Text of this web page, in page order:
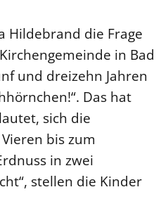
Hildebrand die Frage
in Bad
und dreizehn Jahren
Das hat
sich die
bis zum
in zwei
stellen die Kinder